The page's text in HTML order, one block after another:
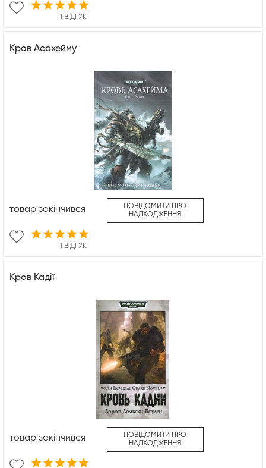
1 ВІДГУК
Кров Асахейму
1 ВІДГУК
товар закінчився
ПОВІДОМИТИ ПРО
НАДХОДЖЕННЯ
Кров Кадії
товар закінчився
ПОВІДОМИТИ ПРО
НАДХОДЖЕННЯ